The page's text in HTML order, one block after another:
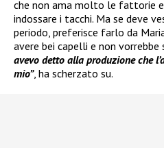
che non ama molto le fattorie e
indossare i tacchi. Ma se deve
periodo, preferisce farlo da
avere bei capelli e non
avevo detto alla produzione che
mio”, ha scherzato su.